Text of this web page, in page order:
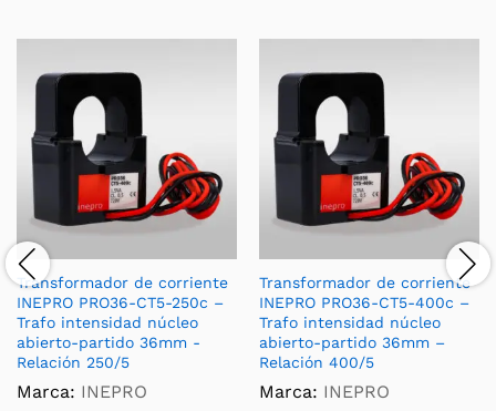
Transformador de corriente
INEPRO PRO36-CT5-250c –
Trafo intensidad núcleo
abierto-partido 36mm -
Relación 250/5
Marca: INEPRO
Transformador de corriente
INEPRO PRO36-CT5-400c –
Trafo intensidad núcleo
abierto-partido 36mm –
Relación 400/5
Marca: INEPRO